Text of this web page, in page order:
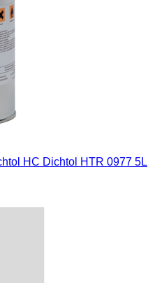
HC Dichtol HTR 0977 5L